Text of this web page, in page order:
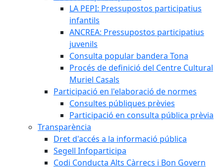
LA PEPI: Pressupostos participatius
infantils
ANCREA: Pressupostos participatius
juvenils
Consulta popular bandera Tona
Procés de definició del Centre Cultural
Muriel Casals
Participació en l'elaboració de normes
Consultes públiques prèvies
Participació en consulta pública prèvia
Transparència
Dret d'accés a la informació pública
Segell Infoparticipa
Codi Conducta Alts Càrrecs i Bon Govern